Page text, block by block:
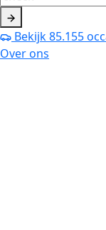
Bekijk85.155
Over ons